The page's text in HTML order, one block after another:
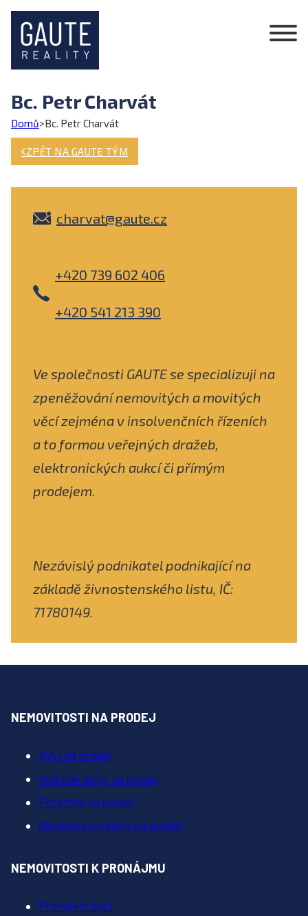
Bc. Petr Charvát
Domů>Bc. Petr Charvát
ZPĚT NA GAUTE TÝM
charvat@gaute.cz
+420 739 602 406
+420 541 213 390
Ve společnosti GAUTE se specializuji na
zpeněžování nemovitých a movitých
věcí zejména v insolvenčních řízeních
a to formou veřejných dražeb,
elektronických aukcí či přímým
prodejem.
Nezávislý podnikatel podnikající na
základě živnostenského listu, IČ:
71780149.
NEMOVITOSTI NA PRODEJ
Byty na prodej
Rodinné domy na prodej
Pozemky na prodej
Obchodní prostory na prodej
NEMOVITOSTI K PRONÁJMU
Pronájem bytu